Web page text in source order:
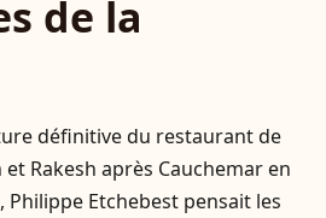
de la
définitive du restaurant de
et Rakesh après Cauchemar en
Philippe Etchebest pensait les